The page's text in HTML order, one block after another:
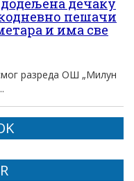
дечаку
пешачи
и има све
разреда ОШ „Милун